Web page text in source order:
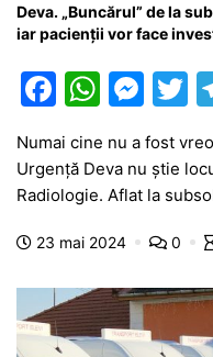
Deva. „Buncărul” de la
iar pacienții vor face
F
c
e
b
o
o
k
W
at
s
A
p
M
s
s
e
n
g
er
T
Numai cine nu a fost
Urgență Deva nu știe
Radiologie. Aflat la
23 mai 2024 0